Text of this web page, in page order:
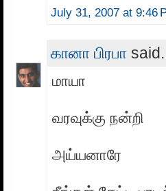
July 31, 2007 at 9:46
கானா பிரபா
மாயா
வரவுக்கு நன்றி
அய்யனாரே